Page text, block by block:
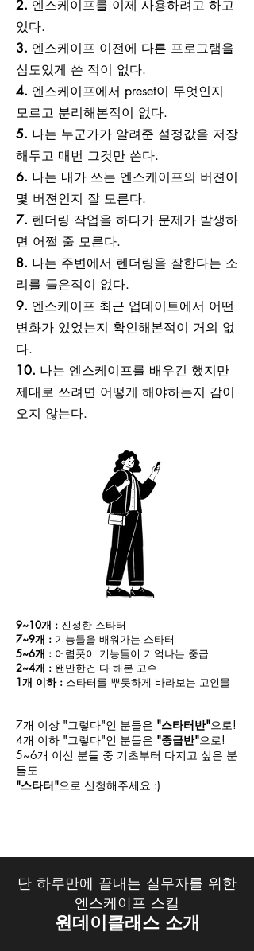
2. 엔스케이프를 이제 사용하려고 하고
있다.
3. 엔스케이프 이전에 다른 프로그램을
심도있게 쓴 적이 없다.
4. 엔스케이프에서 preset이 무엇인지
모르고 분리해본적이 없다.
5. 나는 누군가가 알려준 설정값을 저장
해두고 매번 그것만 쓴다.
6. 나는 내가 쓰는 엔스케이프의 버젼이
몇 버젼인지 잘 모른다.
7. 렌더링 작업을 하다가 문제가 발생하
면 어쩔 줄 모른다.
8. 나는 주변에서 렌더링을 잘한다는 소
리를 들은적이 없다.
9. 엔스케이프 최근 업데이트에서 어떤
변화가 있었는지 확인해본적이 거의 없
다.
10. 나는 엔스케이프를 배우긴 했지만
제대로 쓰려면 어떻게 해야하는지 감이
오지 않는다.
9~10개 : 진정한 스타터
7~9개 : 기능들을 배워가는 스타터
5~6개 : 어렴풋이 기능들이 기억나는 중급
2~4개 : 왠만한건 다 해본 고수
1개 이하 : 스타터를 뿌듯하게 바라보는 고인물
7개 이상 "그렇다"인 분들은 "스타터반"으로!
4개 이하 "그렇다"인 분들은 "중급반"으로!
5~6개 이신 분들 중 기초부터 다지고 싶은 분
들도
"스타터"으로 신청해주세요 :)
단 하루만에 끝내는 실무자를 위한
엔스케이프 스킬
원데이클래스 소개